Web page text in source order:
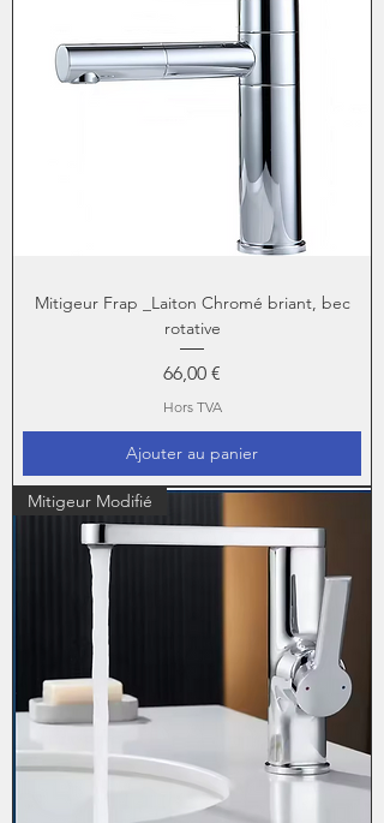
Mitigeur Frap _Laiton Chromé briant, bec
rotative
Prix
66,00 €
Hors TVA
Ajouter au panier
Mitigeur Modifié